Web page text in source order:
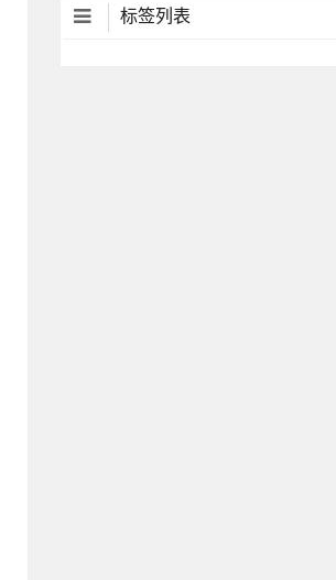
标签列表